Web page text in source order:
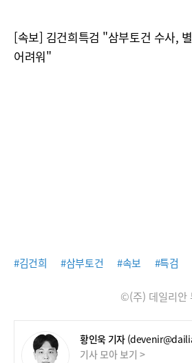
[속보] 김건희특검 "삼부토건 수사,
어려워"
#김건희 #삼부토건 #속보 #특검
©(주) 데일리안
황인욱 기자
기사 모아 보기 >